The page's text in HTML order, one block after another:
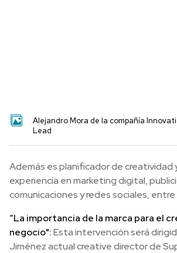
Alejandro Mora de la compañía
Lead
Además es planificador de creatividad
experiencia en marketing digital,
comunicaciones y redes sociales,
“La importancia de la marca para el
negocio":Esta intervención será
Jiménez actual creative director de